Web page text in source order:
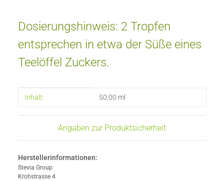
Dosierungshinweis: 2 Tropfen
entsprechen in etwa der Süße eines
Teelöffel Zuckers.
Produkteigenschaft
Wert
Inhalt: 50,00 ml
Angaben zur Produktsicherheit
Herstellerinformationen:
Stevia Group
Krohstrasse 4